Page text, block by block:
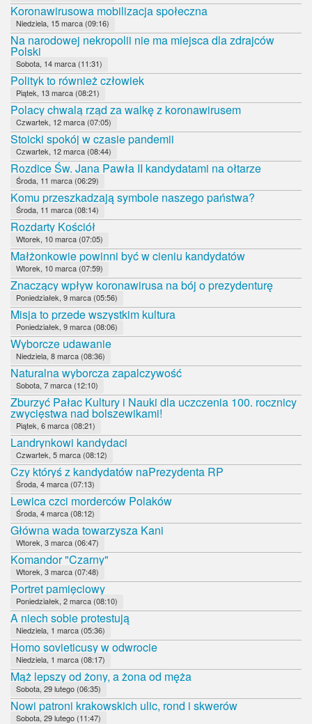
Koronawirusowa mobilizacja społeczna
Niedziela, 15 marca (09:16)
Na narodowej nekropolii nie ma miejsca dla zdrajców
Polski
Sobota, 14 marca (11:31)
Polityk to również człowiek
Piątek, 13 marca (08:21)
Polacy chwalą rząd za walkę z koronawirusem
Czwartek, 12 marca (07:05)
Stoicki spokój w czasie pandemii
Czwartek, 12 marca (08:44)
Rozdice Św. Jana Pawła II kandydatami na ołtarze
Środa, 11 marca (06:29)
Komu przeszkadzają symbole naszego państwa?
Środa, 11 marca (08:14)
Rozdarty Kościół
Wtorek, 10 marca (07:05)
Małżonkowie powinni być w cieniu kandydatów
Wtorek, 10 marca (07:59)
Znaczący wpływ koronawirusa na bój o prezydenturę
Poniedziałek, 9 marca (05:56)
Misja to przede wszystkim kultura
Poniedziałek, 9 marca (08:06)
Wyborcze udawanie
Niedziela, 8 marca (08:36)
Naturalna wyborcza zapalczywość
Sobota, 7 marca (12:10)
Zburzyć Pałac Kultury i Nauki dla uczczenia 100. rocznicy
zwycięstwa nad bolszewikami!
Piątek, 6 marca (08:21)
Landrynkowi kandydaci
Czwartek, 5 marca (08:12)
Czy któryś z kandydatów naPrezydenta RP
Środa, 4 marca (07:13)
Lewica czci morderców Polaków
Środa, 4 marca (08:12)
Główna wada towarzysza Kani
Wtorek, 3 marca (06:47)
Komandor "Czarny"
Wtorek, 3 marca (07:48)
Portret pamięciowy
Poniedziałek, 2 marca (08:10)
A niech sobie protestują
Niedziela, 1 marca (05:36)
Homo sovieticusy w odwrocie
Niedziela, 1 marca (08:17)
Mąż lepszy od żony, a żona od męża
Sobota, 29 lutego (06:35)
Nowi patroni krakowskich ulic, rond i skwerów
Sobota, 29 lutego (11:47)